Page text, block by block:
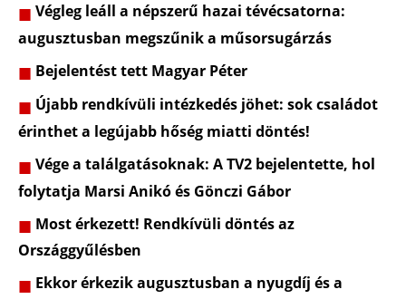
Végleg leáll a népszerű hazai tévécsatorna:
augusztusban megszűnik a műsorsugárzás
Bejelentést tett Magyar Péter
Újabb rendkívüli intézkedés jöhet: sok családot
érinthet a legújabb hőség miatti döntés!
Vége a találgatásoknak: A TV2 bejelentette, hol
folytatja Marsi Anikó és Gönczi Gábor
Most érkezett! Rendkívüli döntés az
Országgyűlésben
Ekkor érkezik augusztusban a nyugdíj és a